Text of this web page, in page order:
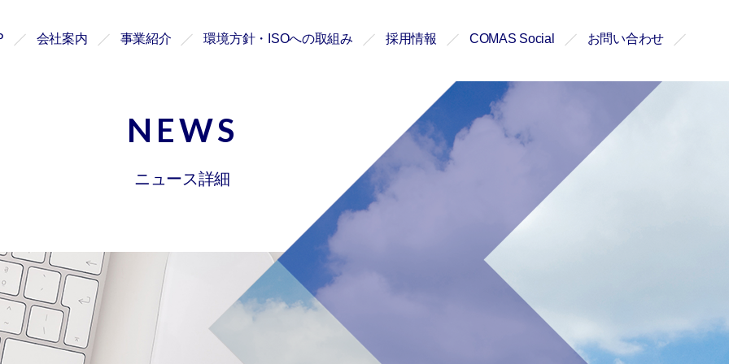
会社案内 事業紹介 環境方針・ISOへの取組み 採用情報 COMAS Social お問い合わせ
NEWS
ニュース詳細